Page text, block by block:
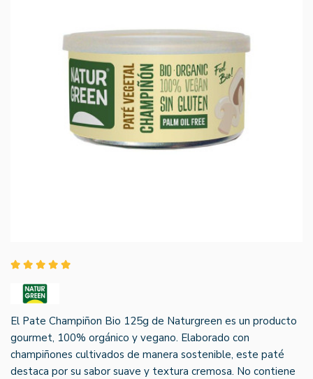
El Pate Champiñon Bio 125g de Naturgreen es un producto
gourmet, 100% orgánico y vegano. Elaborado con
champiñones cultivados de manera sostenible, este paté
destaca por su sabor suave y textura cremosa. No contiene